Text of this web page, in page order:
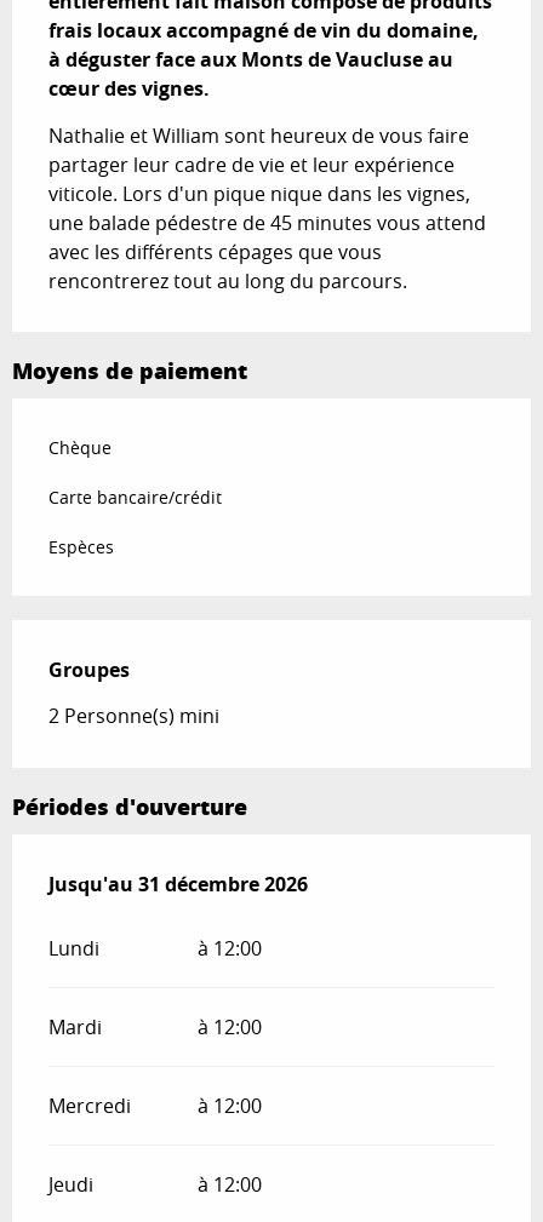
frais locaux accompagné de vin du domaine,
à déguster face aux Monts de Vaucluse au
cœur des vignes.
Nathalie et William sont heureux de vous faire
partager leur cadre de vie et leur expérience
viticole. Lors d'un pique nique dans les vignes,
une balade pédestre de 45 minutes vous attend
avec les différents cépages que vous
rencontrerez tout au long du parcours.
Moyens de paiement
Chèque
Carte bancaire/crédit
Espèces
Groupes
Groupes
2 Personne(s) mini
Périodes d'ouverture
Du1 mars 2026au31 décembre 2026
Jusqu'au 31 décembre 2026
Lundi à 12:00
Mardi à 12:00
Mercredi à 12:00
Jeudi à 12:00